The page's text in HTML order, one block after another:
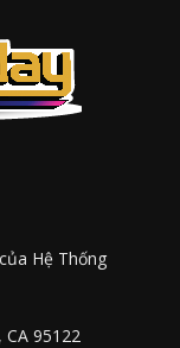
Hệ Thống
95122